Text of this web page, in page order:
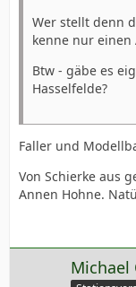
Wer stellt denn
kenne nur einen
Btw - gäbe es
Hasselfelde?
Faller und
Von Schierke aus
Annen Hohne.
Michael